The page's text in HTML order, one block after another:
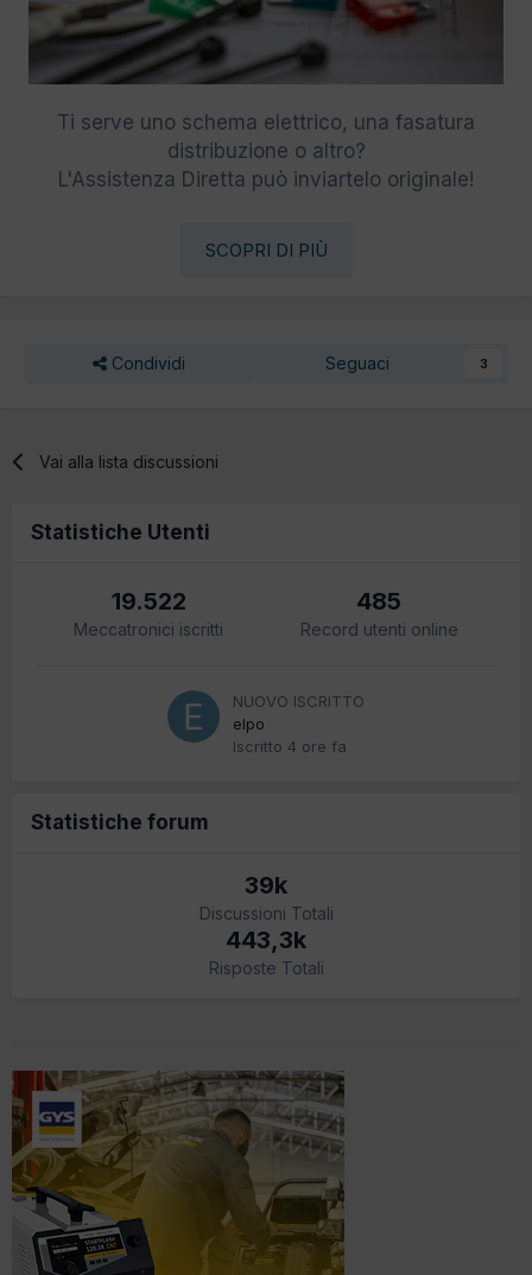
Ti serve uno schema elettrico, una fasatura
distribuzione o altro?
L'Assistenza Diretta può inviartelo originale!
SCOPRI DI PIÙ
Condividi Seguaci 3
Vai alla lista discussioni
Statistiche Utenti
19.522
Meccatronici iscritti
485
Record utenti online
NUOVO ISCRITTO
elpo
Iscritto 4 ore fa
Statistiche forum
39k
Discussioni Totali
443,3k
Risposte Totali